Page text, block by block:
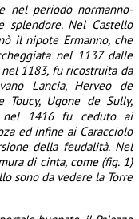
nel periodo normanno-
Nel Castello
il nipote Ermanno, che
nel 1137 dalle
1183, fu ricostruita da
Lancia, Herveo de
Toucy, Ugone de Sully,
nel 1416 fu ceduto ai
ed infine ai Caracciolo
della feudalità. Nel
di cinta, come (fig. 1)
sono da vedere la Torre